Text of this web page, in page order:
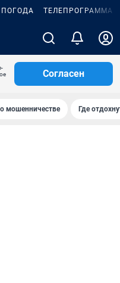
ПОГОДА ТЕЛЕПРОГРАММА
Согласен
мошенничестве Где